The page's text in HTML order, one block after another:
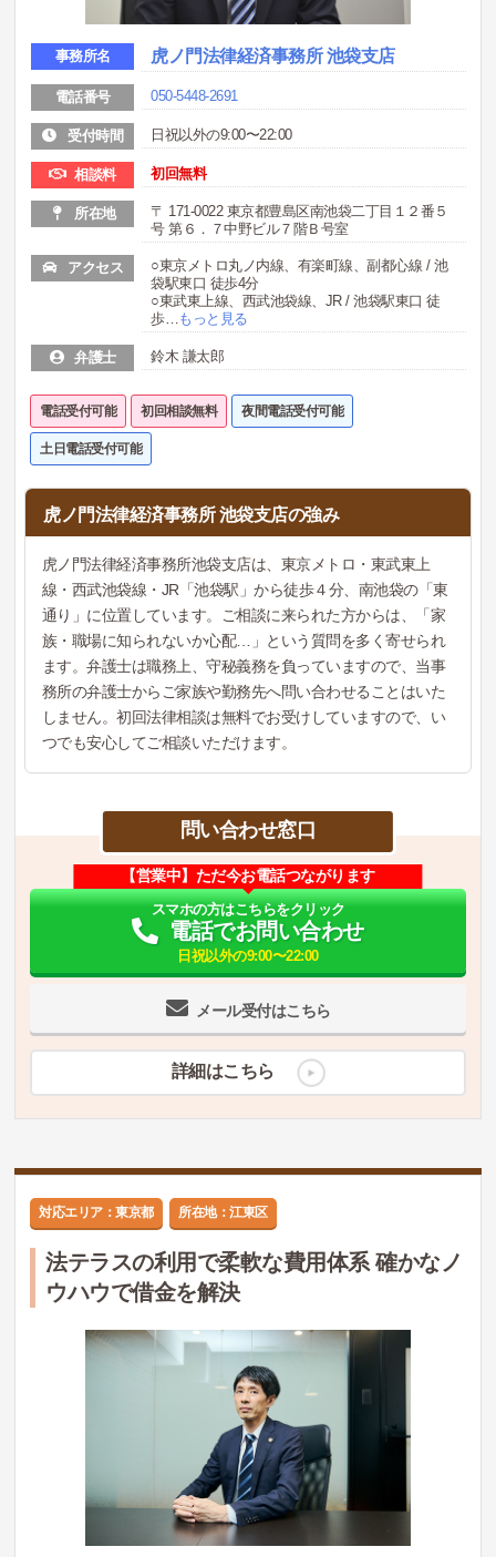
事務所名 虎ノ門法律経済事務所 池袋支店
電話番号 050-5448-2691
受付時間 日祝以外の9:00〜22:00
相談料 初回無料
所在地
〒 171-0022 東京都豊島区南池袋二丁目１２番５
号 第６．７中野ビル７階Ｂ号室
アクセス
○東京メトロ丸ノ内線、有楽町線、副都心線 / 池
袋駅東口 徒歩4分
○東武東上線、西武池袋線、JR / 池袋駅東口 徒
歩…もっと見る
弁護士 鈴木 謙太郎
電話受付可能 初回相談無料 夜間電話受付可能
土日電話受付可能
虎ノ門法律経済事務所 池袋支店の強み
虎ノ門法律経済事務所池袋支店は、東京メトロ・東武東上
線・西武池袋線・JR「池袋駅」から徒歩４分、南池袋の「東
通り」に位置しています。ご相談に来られた方からは、「家
族・職場に知られないか心配…」という質問を多く寄せられ
ます。弁護士は職務上、守秘義務を負っていますので、当事
務所の弁護士からご家族や勤務先へ問い合わせることはいた
しません。初回法律相談は無料でお受けしていますので、い
つでも安心してご相談いただけます。
問い合わせ窓口
メール受付はこちら
【営業中】ただ今お電話つながります
スマホの方はこちらをクリック
電話でお問い合わせ
日祝以外の9:00〜22:00
詳細はこちら
対応エリア：東京都 所在地：江東区
法テラスの利用で柔軟な費用体系 確かなノ
ウハウで借金を解決